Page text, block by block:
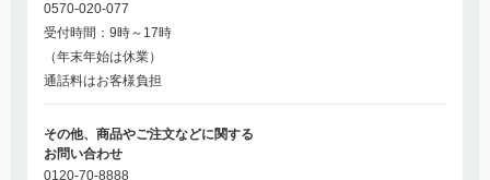
0570-020-077
受付時間：9時～17時
（年末年始は休業）
通話料はお客様負担
その他、商品やご注文などに関する
お問い合わせ
0120-70-8888